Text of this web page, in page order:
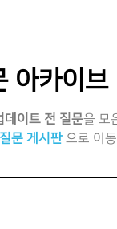
아카이브
데이트 전 질문을 모
문 게시판 으로 이